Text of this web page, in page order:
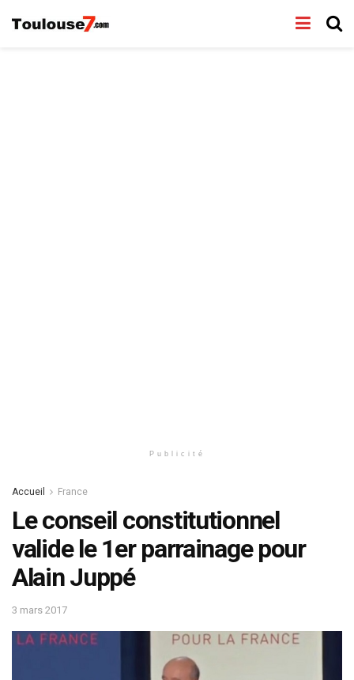
Publicité
Accueil France
Le conseil constitutionnel
valide le 1er parrainage pour
Alain Juppé
3 mars 2017